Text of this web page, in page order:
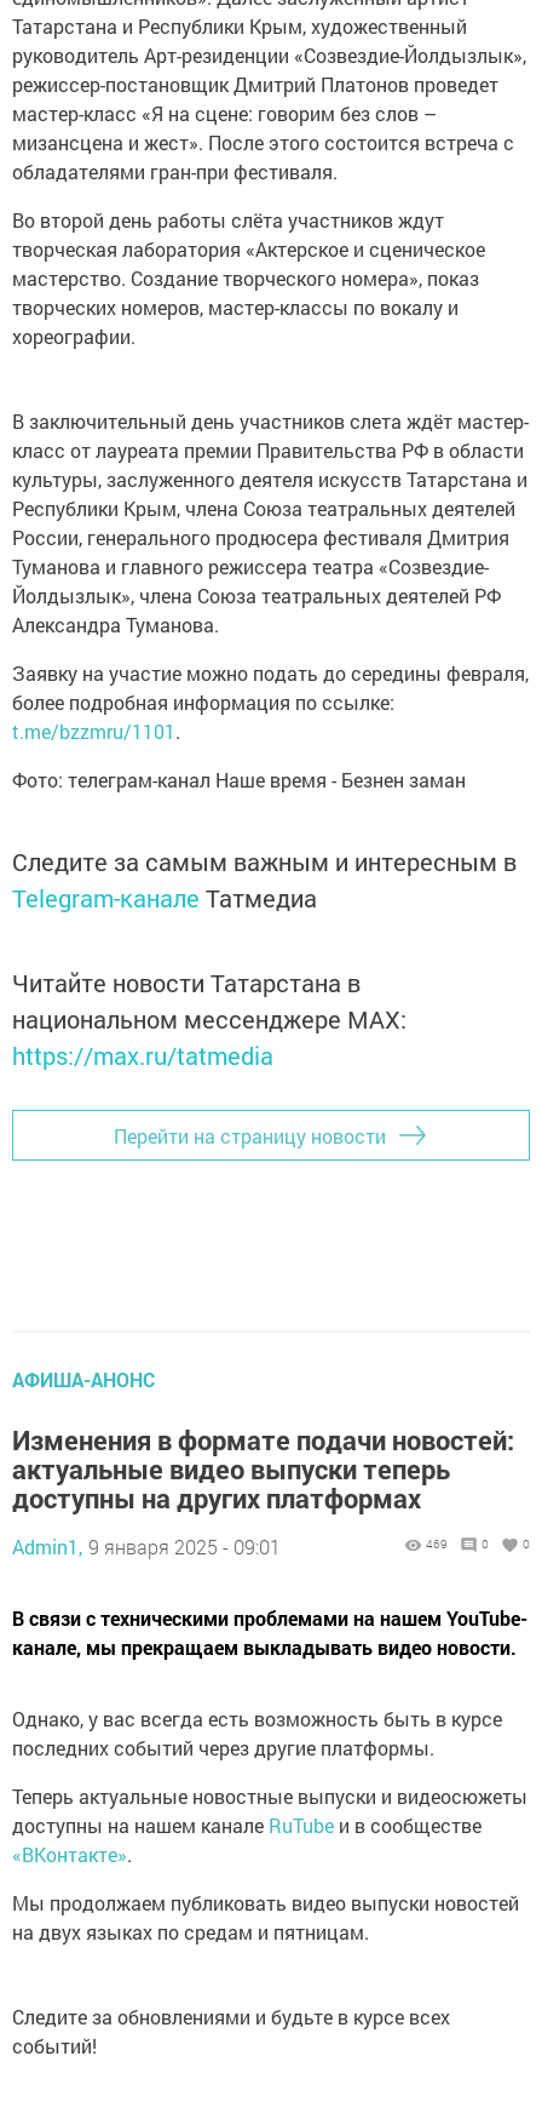
Татарстана и Республики Крым, художественный
руководитель Арт-резиденции «Созвездие-Йолдызлык»,
режиссер-постановщик Дмитрий Платонов проведет
мастер-класс «Я на сцене: говорим без слов –
мизансцена и жест». После этого состоится встреча с
обладателями гран-при фестиваля.
Во второй день работы слёта участников ждут
творческая лаборатория «Актерское и сценическое
мастерство. Создание творческого номера», показ
творческих номеров, мастер-классы по вокалу и
хореографии.
В заключительный день участников слета ждёт мастер-
класс от лауреата премии Правительства РФ в области
культуры, заслуженного деятеля искусств Татарстана и
Республики Крым, члена Союза театральных деятелей
России, генерального продюсера фестиваля Дмитрия
Туманова и главного режиссера театра «Созвездие-
Йолдызлык», члена Союза театральных деятелей РФ
Александра Туманова.
Заявку на участие можно подать до середины февраля,
более подробная информация по ссылке:
t.me/bzzmru/1101.
Фото: телеграм-канал Наше время - Безнен заман
Следите за самым важным и интересным в
Telegram-канале Татмедиа
Читайте новости Татарстана в
национальном мессенджере MАХ:
https://max.ru/tatmedia
Перейти на страницу новости
АФИША-АНОНС
Изменения в формате подачи новостей:
актуальные видео выпуски теперь
доступны на других платформах
Admin1, 9 января 2025 - 09:01 469 0 0
В связи с техническими проблемами на нашем YouTube-
канале, мы прекращаем выкладывать видео новости.
Однако, у вас всегда есть возможность быть в курсе
последних событий через другие платформы.
Теперь актуальные новостные выпуски и видеосюжеты
доступны на нашем канале RuTube и в сообществе
«ВКонтакте».
Мы продолжаем публиковать видео выпуски новостей
на двух языках по средам и пятницам.
Следите за обновлениями и будьте в курсе всех
событий!